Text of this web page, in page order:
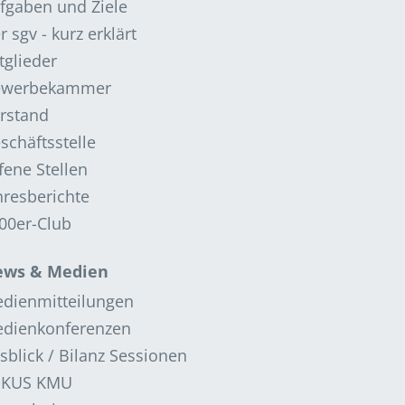
und Ziele
sgv - kurz erklärt
Stellen
Club
& Medien
/ Bilanz Sessionen
KMU